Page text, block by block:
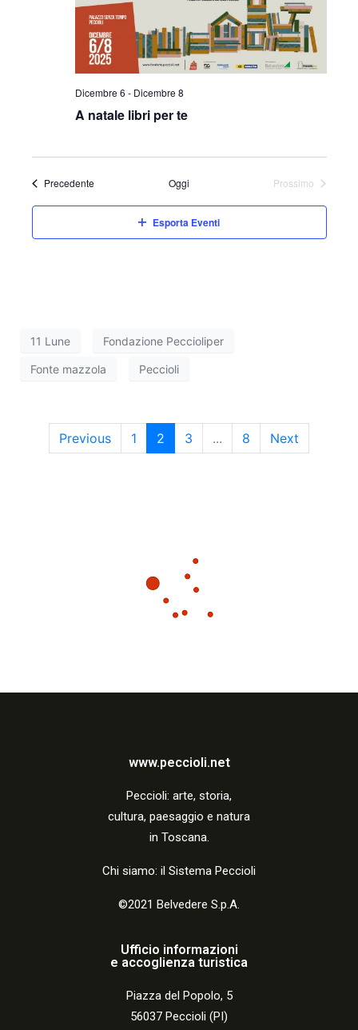
Dicembre 6 - Dicembre 8
A natale libri per te
PrecedenteEventi Oggi
Prossimo
Esporta Eventi
11 Lune Fondazione Peccioliper
Fonte mazzola Peccioli
Previous 1 2 3 ... 8 Next
www.peccioli.net
Peccio li: arte, storia,
cultura, paesaggio e natura
in Toscana.
Chi siamo: il Sistema Peccioli
©2021 Belvedere S.p.A.
Ufficio informazioni
e accoglienza turistica
Piazza del Popolo, 5
56037 Peccioli (PI)